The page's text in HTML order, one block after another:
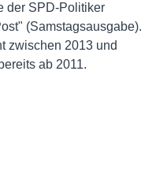
der SPD-Politiker
(Samstagsausgabe).
zwischen 2013 und
ab 2011.